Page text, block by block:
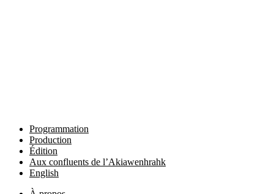
Programmation
Production
Édition
Aux confluents de l’Akiawenhrahk
English